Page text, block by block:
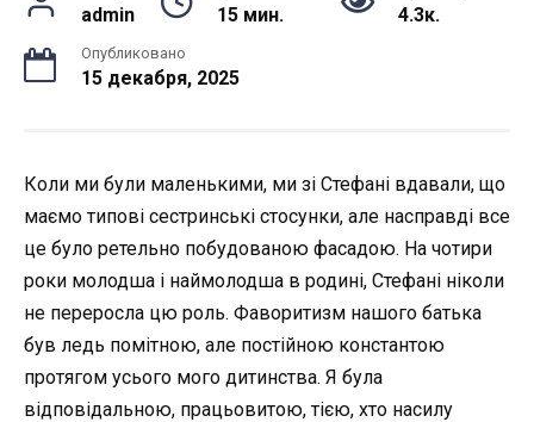
admin 15 мин. 4.3к.
Опубликовано
15 декабря, 2025
Коли ми були маленькими, ми зі Стефані вдавали, що
маємо типові сестринські стосунки, але насправді все
це було ретельно побудованою фасадою. На чотири
роки молодша і наймолодша в родині, Стефані ніколи
не переросла цю роль. Фаворитизм нашого батька
був ледь помітною, але постійною константою
протягом усього мого дитинства. Я була
відповідальною, працьовитою, тією, хто насилу